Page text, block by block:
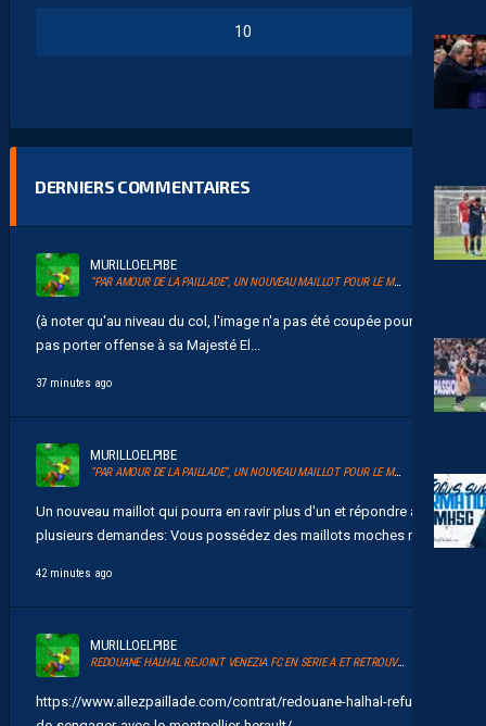
10
DERNIERS COMMENTAIRES
MURILLOELPIBE
“PAR AMOUR DE LA PAILLADE”, UN NOUVEAU MAILLOT POUR LE MHSC
(à noter qu'au niveau du col, l'image n'a pas été coupée pour ne
pas porter offense à sa Majesté El...
37 minutes ago
MURILLOELPIBE
“PAR AMOUR DE LA PAILLADE”, UN NOUVEAU MAILLOT POUR LE MHSC
Un nouveau maillot qui pourra en ravir plus d'un et répondre à
plusieurs demandes: Vous possédez des maillots moches mais...
42 minutes ago
MURILLOELPIBE
REDOUANE HALHAL REJOINT VENEZIA FC EN SERIE A ET RETROUVERA AKOR ADAMS
https://www.allezpaillade.com/contrat/redouane-halhal-refuse-